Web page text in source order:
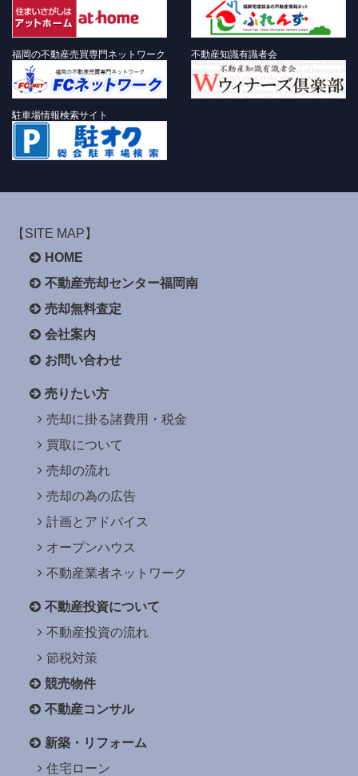
福岡の不動産売買専門ネットワーク 不動産知識有識者会
駐車場情報検索サイト
【SITE MAP】
HOME
不動産売却センター福岡南
売却無料査定
会社案内
お問い合わせ
売りたい方
売却に掛る諸費用・税金
買取について
売却の流れ
売却の為の広告
計画とアドバイス
オープンハウス
不動産業者ネットワーク
不動産投資について
不動産投資の流れ
節税対策
競売物件
不動産コンサル
新築・リフォーム
住宅ローン